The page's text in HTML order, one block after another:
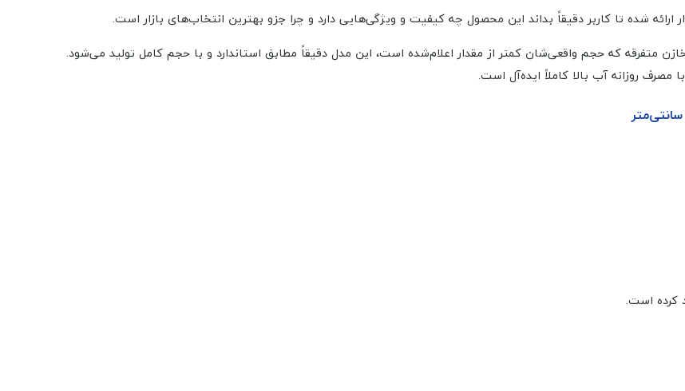
شده تا کاربر دقیقاً بداند این محصول چه کیفیت و ویژگی‌هایی دارد و چرا جزو بهترین انتخاب‌های بازار است.
متفرقه که حجم واقعی‌شان کمتر از مقدار اعلام‌شده است، این مدل دقیقاً مطابق استاندارد و با حجم کامل تولید می‌شود.
مصرف روزانه آب بالا کاملاً ایده‌آل است.
کرده است.